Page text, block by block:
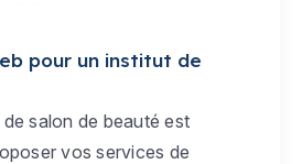
pour un institut de
salon de beauté est
vos services de